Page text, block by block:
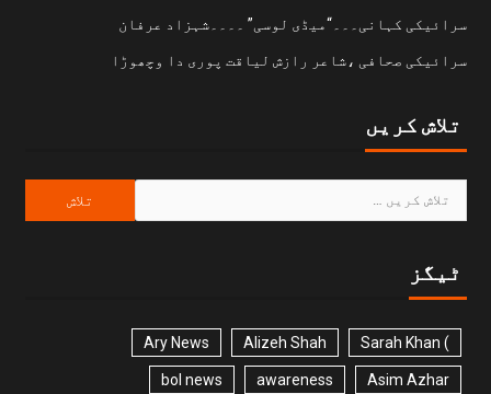
سرائیکی کہانی۔۔۔“میڈی لوسی” ۔۔۔۔شہزاد عرفان
سرائیکی صحافی ،شاعر رازش لیاقت پوری دا وچھوڑا
تلاش کریں
ٹیگز
) Sarah Khan
Alizeh Shah
Ary News
Asim Azhar
awareness
bol news